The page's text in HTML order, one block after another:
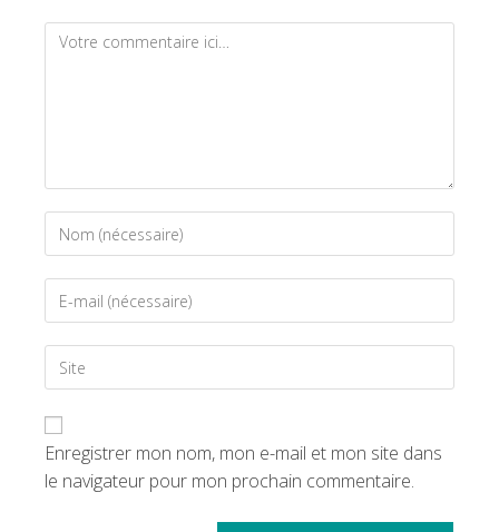
Enregistrer mon nom, mon e-mail et mon site dans
le navigateur pour mon prochain commentaire.